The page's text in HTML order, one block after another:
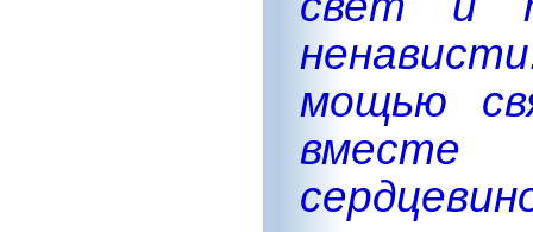
мощью
вместе